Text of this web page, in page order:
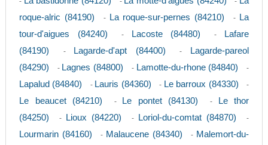
roque-alric (84190)
- La roque-sur-pernes (84210) - La
tour-d'aigues (84240)
- Lacoste (84480) -
Lafare
(84190)
- Lagarde-d'apt (84400) -
Lagarde-pareol
(84290)
- Lagnes (84800) - Lamotte-du-rhone (84840) -
Lapalud (84840) - Lauris (84360) - Le barroux (84330) -
Le beaucet (84210) - Le pontet (84130) -
Le thor
(84250)
- Lioux (84220) - Loriol-du-comtat (84870) -
Lourmarin (84160) - Malaucene (84340) - Malemort-du-